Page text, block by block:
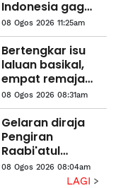
Indonesia gagal
ke Piala Dunia,
meskipun
penduduk
hampir 300 juta
08 Ogos 2026 11:25am
Bertengkar isu
laluan basikal,
empat remaja
baling bebola
tisu basah
ditahan
08 Ogos 2026 08:31am
Gelaran diraja
Pengiran
Raabi'atul
Adawiyyah
ditarik balik
08 Ogos 2026 08:04am
LAGI